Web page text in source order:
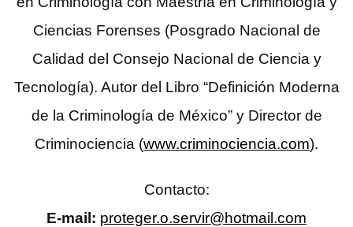
Ciencias Forenses (Posgrado Nacional de
Calidad del Consejo Nacional de Ciencia y
Tecnología). Autor del Libro “Definición Moderna
de la Criminología de México” y Director de
Criminociencia (www.criminociencia.com).
Contacto:
E-mail: proteger.o.servir@hotmail.com